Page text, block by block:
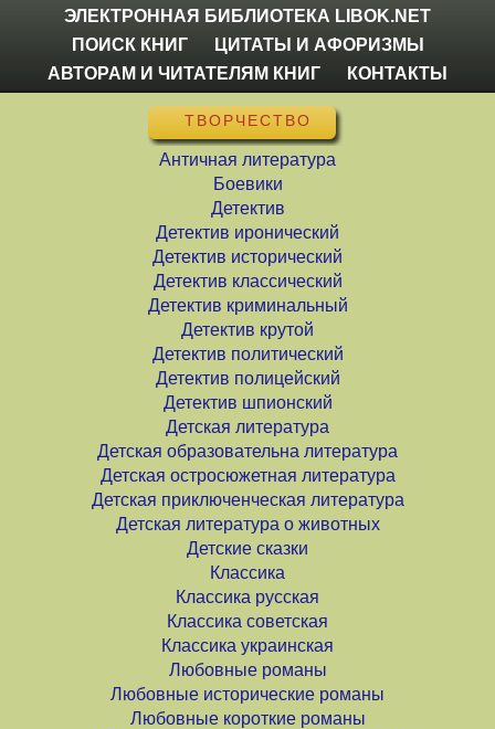
ЭЛЕКТРОННАЯ БИБЛИОТЕКА LIBOK.NET
ПОИСК КНИГ
ЦИТАТЫ И АФОРИЗМЫ
АВТОРАМ И ЧИТАТЕЛЯМ КНИГ
КОНТАКТЫ
ТВОРЧЕСТВО
Античная литература
Боевики
Детектив
Детектив иронический
Детектив исторический
Детектив классический
Детектив криминальный
Детектив крутой
Детектив политический
Детектив полицейский
Детектив шпионский
Детская литература
Детская образовательна литература
Детская остросюжетная литература
Детская приключенческая литература
Детская литература о животных
Детские сказки
Классика
Классика русская
Классика советская
Классика украинская
Любовные романы
Любовные исторические романы
Любовные короткие романы